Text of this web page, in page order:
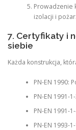
Prowadzenie
izolacji i
7. Certyfikaty i
siebie
Każda konstrukcja,
PN-EN 1990:
PN-EN 1991-
PN-EN 1991-
PN-EN 1993-